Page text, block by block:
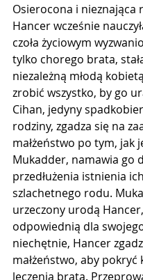
Osierocona i nieznająca
Hancer wcześnie
czoła życiowym
tylko chorego brata,
niezależną młodą
zrobić wszystko, by go
Cihan, jedyny
rodziny, zgadza się na
małżeństwo po tym, jak
Mukadder, namawia go
przedłużenia istnienia ich
szlachetnego rodu.
urzeczony urodą
odpowiednią dla
niechętnie, Hancer
małżeństwo, aby pokryć
leczenia brata.